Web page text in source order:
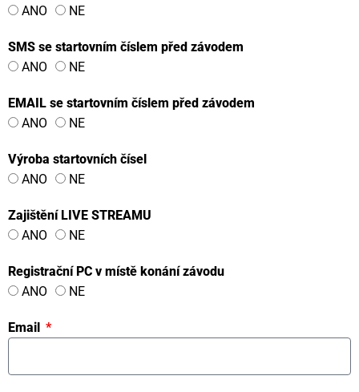
ANO
NE
SMS se startovním číslem před závodem
ANO
NE
EMAIL se startovním číslem před závodem
ANO
NE
Výroba startovních čísel
ANO
NE
Zajištění LIVE STREAMU
ANO
NE
Registrační PC v místě konání závodu
ANO
NE
Email